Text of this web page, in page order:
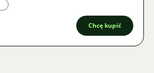
Chcę kupić